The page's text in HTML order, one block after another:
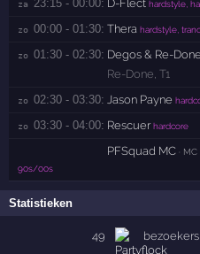
za 23:15 - 00:00: D-Flect hardstyle,
zo 00:00 - 01:30: Thera hardstyle,
zo 01:30 - 02:30: Degos & Re-Done
Re-Done ,T1
zo 02:30 - 03:30: Jason Payne
zo 03:30 - 04:00: Rescuer hardcore
PFSquad MC · MC
90s/00s
Statistieken
49 bezoekers